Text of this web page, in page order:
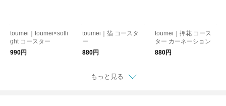
toumei｜toumei×sotli
ght コースター
990円
toumei｜箔 コースタ
ー
880円
toumei｜押花 コース
ター カーネーション
880円
もっと見る